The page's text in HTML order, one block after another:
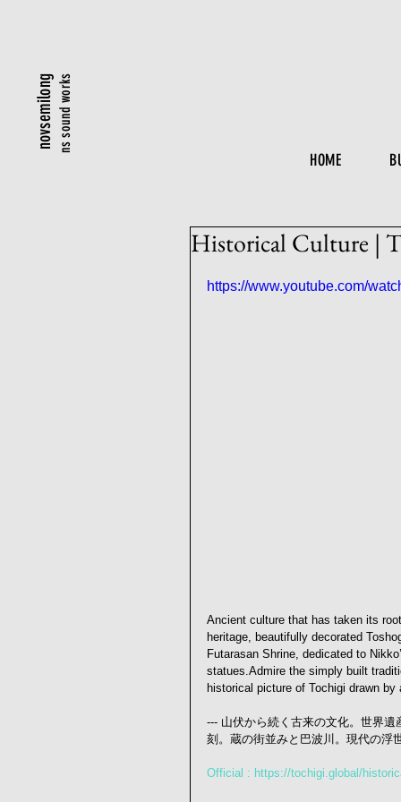
ns sound works
novsemilong
HOME
Historical Culture |
https://www.youtube.com/
Ancient culture that has taken its
heritage, beautifully decorated
Futarasan Shrine, dedicated to
statues.Admire the simply built
historical picture of Tochigi drawn by
--- 山伏から続く古来の文化。世界
刻。蔵の街並みと巴波川。現代の浮
Official : https://tochigi.global/